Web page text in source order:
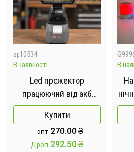
sp10534
В наявності
Led прожектор
працюючий від акб
електроінструменту
2xUSB без акумулятора
/ Багатофункціональний
ліхтар прожектор
Купити
опт 270.00₴
Дроп 292.50₴
В